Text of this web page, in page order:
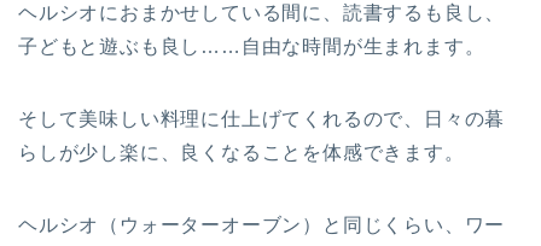
ヘルシオにおまかせしている間に、読書するも良し、
子どもと遊ぶも良し……自由な時間が生まれます。
そして美味しい料理に仕上げてくれるので、日々の暮
らしが少し楽に、良くなることを体感できます。
ヘルシオ（ウォーターオーブン）と同じくらい、ワー